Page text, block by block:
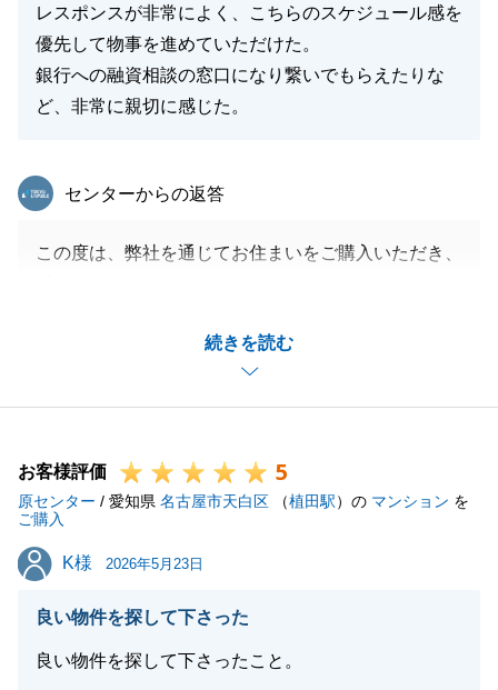
レスポンスが非常によく、こちらのスケジュール感を
優先して物事を進めていただけた。
銀行への融資相談の窓口になり繋いでもらえたりな
ど、非常に親切に感じた。
続きを読む
東急リバブル
センターからの返答
この度は、弊社を通じてお住まいをご購入いただき、
こと大変光栄に思います。
ややタイトなスケジュールの中、FP相談、住宅ロー
ンのご面談、リフォームのお打合せ等、ご協力いただ
今後もお困り事等ございましたら、お気軽にお申し付
けください。
N様の新生活が素敵なものになりますこと心より願っ
ております。
閉じる
お客様評価 5
原センター / 愛知県 名古屋市天白区 （植田駅）の マンション を
ご購入
K様
K様 2026年5月23日
良い物件を探して下さった
良い物件を探して下さったこと。